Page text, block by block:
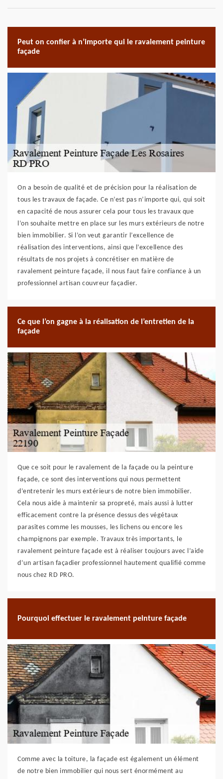
Peut on confier à n’importe qui le ravalement peinture
façade
On a besoin de qualité et de précision pour la réalisation de
tous les travaux de façade. Ce n’est pas n’importe qui, qui soit
en capacité de nous assurer cela pour tous les travaux que
l’on souhaite mettre en place sur les murs extérieurs de notre
bien immobilier. Si l’on veut garantir l’excellence de
réalisation des interventions, ainsi que l’excellence des
résultats de nos projets à concrétiser en matière de
ravalement peinture façade, il nous faut faire confiance à un
professionnel artisan couvreur façadier.
Ce que l’on gagne à la réalisation de l’entretien de la
façade
Que ce soit pour le ravalement de la façade ou la peinture
façade, ce sont des interventions qui nous permettent
d’entretenir les murs extérieurs de notre bien immobilier.
Cela nous aide à maintenir sa propreté, mais aussi à lutter
efficacement contre la présence dessus des végétaux
parasites comme les mousses, les lichens ou encore les
champignons par exemple. Travaux très importants, le
ravalement peinture façade est à réaliser toujours avec l’aide
d’un artisan façadier professionnel hautement qualifié comme
nous chez RD PRO.
Pourquoi effectuer le ravalement peinture façade
Comme avec la toiture, la façade est également un élément
de notre bien immobilier qui nous sert énormément au